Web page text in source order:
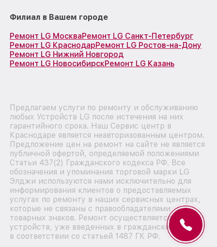
Филиал в Вашем городе
Ремонт LG МоскваРемонт LG Санкт-Петербург
Ремонт LG КраснодарРемонт LG Ростов-на-Дону
Ремонт LG Нижний Новгород
Ремонт LG НовосибирскРемонт LG Казань
Предлагаем услуги по ремонту и обслуживанию
любых Устройств LG после истечения на них
гарантийного срока. Наш Сервис центр в
Краснодаре является неавторизованным центром.
Предложение цен на ремонт на сайте не является
публичной офертой, определяемой положениями
Статьи 437(2) Гражданского кодекса РФ. Все
обозначения и упоминания торговой марки LG
Элджи используются нами исключительно для
информирования клиентов о предоставляемых
услугах по ремонту в наших сервисных центрах,
которые не связаны с правообладателями
товарных знаков. Ремонт осуществляется для
устройств, уже введенных в гражданский оборот
в соответствии со статьей 1487 ГК РФ.